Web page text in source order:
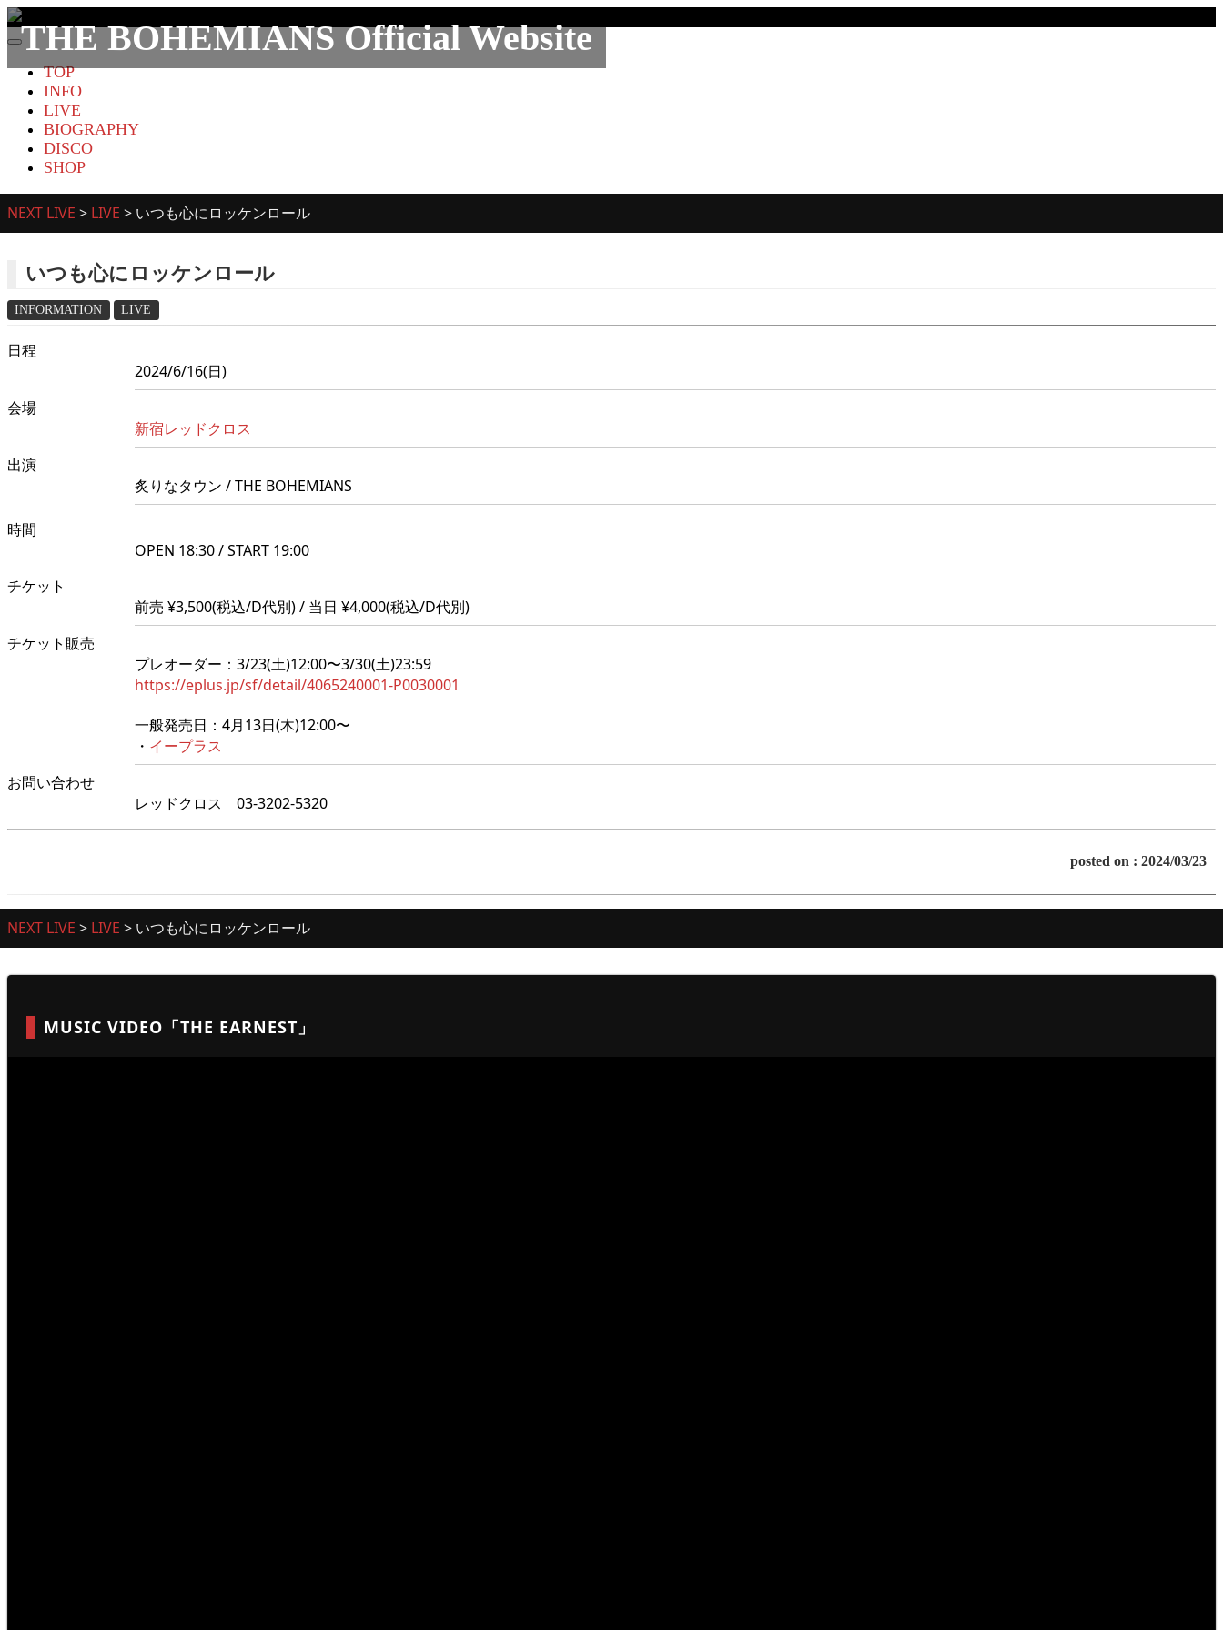
THE BOHEMIANS Official Website
TOP
INFO
LIVE
BIOGRAPHY
DISCO
SHOP
NEXT LIVE > LIVE > いつも心にロッケンロール
いつも心にロッケンロール
INFORMATION LIVE
日程
2024/6/16(日)
会場
新宿レッドクロス
出演
炙りなタウン / THE BOHEMIANS
時間
OPEN 18:30 / START 19:00
チケット
前売 ¥3,500(税込/D代別) / 当日 ¥4,000(税込/D代別)
チケット販売
プレオーダー：3/23(土)12:00〜3/30(土)23:59
https://eplus.jp/sf/detail/4065240001-P0030001
一般発売日：4月13日(木)12:00〜
・ イープラス
お問い合わせ
レッドクロス 03-3202-5320
posted on : 2024/03/23
NEXT LIVE > LIVE > いつも心にロッケンロール
MUSIC VIDEO「THE EARNEST」